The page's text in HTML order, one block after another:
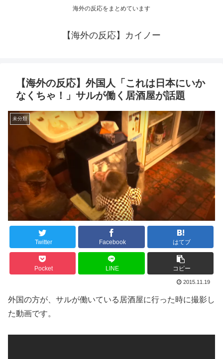
海外の反応をまとめています
【海外の反応】カイノー
【海外の反応】外国人「これは日本にいか
なくちゃ！」サルが働く居酒屋が話題
未分類
Twitter Facebook はてブ
Pocket LINE コピー
2015.11.19
外国の方が、サルが働いている居酒屋に行った時に撮影し
た動画です。